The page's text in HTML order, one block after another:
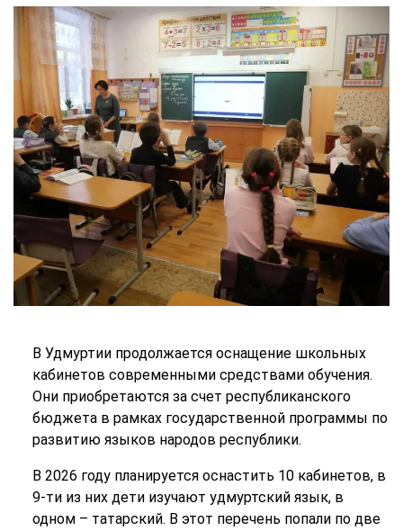
В Удмуртии продолжается оснащение школьных
кабинетов современными средствами обучения.
Они приобретаются за счет республиканского
бюджета в рамках государственной программы по
развитию языков народов республики.
В 2026 году планируется оснастить 10 кабинетов, в
9-ти из них дети изучают удмуртский язык, в
одном – татарский. В этот перечень попали по две